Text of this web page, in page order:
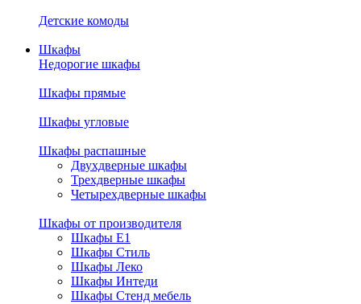
Детские комоды
Шкафы
Недорогие шкафы
Шкафы прямые
Шкафы угловые
Шкафы распашные
Двухдверные шкафы
Трехдверные шкафы
Четырехдверные шкафы
Шкафы от производителя
Шкафы E1
Шкафы Стиль
Шкафы Леко
Шкафы Интеди
Шкафы Стенд мебель